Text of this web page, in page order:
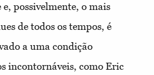
possivelmente, o mais
de todos os tempos, é
a uma condição
incontornáveis, como Eric